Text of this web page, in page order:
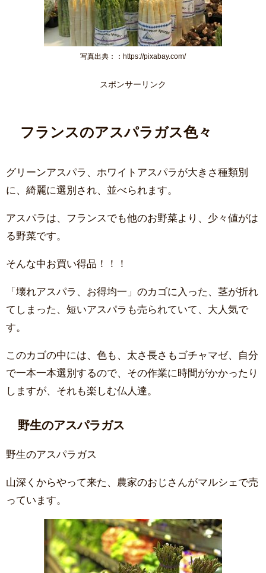
写真出典：：https://pixabay.com/
スポンサーリンク
フランスのアスパラガス色々
グリーンアスパラ、ホワイトアスパラが大きさ種類別
に、綺麗に選別され、並べられます。
アスパラは、フランスでも他のお野菜より、少々値がは
る野菜です。
そんな中お買い得品！！！
「壊れアスパラ、お得均一」のカゴに入った、茎が折れ
てしまった、短いアスパラも売られていて、大人気で
す。
このカゴの中には、色も、太さ長さもゴチャマゼ、自分
で一本一本選別するので、その作業に時間がかかったり
しますが、それも楽しむ仏人達。
野生のアスパラガス
野生のアスパラガス
山深くからやって来た、農家のおじさんがマルシェで売
っています。